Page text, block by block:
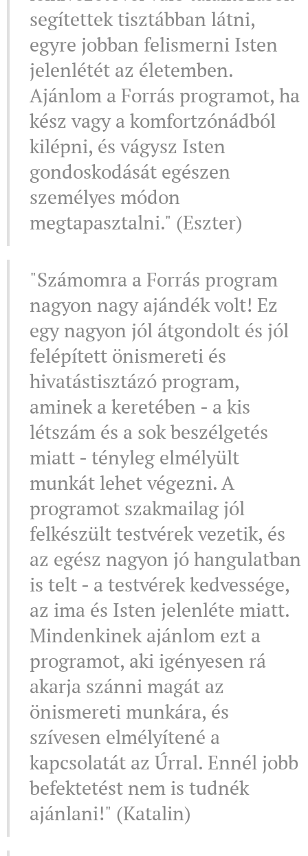
segítettek tisztábban látni,
egyre jobban felismerni Isten
jelenlétét az életemben.
Ajánlom a Forrás programot, ha
kész vagy a komfortzónádból
kilépni, és vágysz Isten
gondoskodását egészen
személyes módon
megtapasztalni." (Eszter)
"Számomra a Forrás program
nagyon nagy ajándék volt! Ez
egy nagyon jól átgondolt és jól
felépített önismereti és
hivatástisztázó program,
aminek a keretében - a kis
létszám és a sok beszélgetés
miatt - tényleg elmélyült
munkát lehet végezni. A
programot szakmailag jól
felkészült testvérek vezetik, és
az egész nagyon jó hangulatban
is telt - a testvérek kedvessége,
az ima és Isten jelenléte miatt.
Mindenkinek ajánlom ezt a
programot, aki igényesen rá
akarja szánni magát az
önismereti munkára, és
szívesen elmélyítené a
kapcsolatát az Úrral. Ennél jobb
befektetést nem is tudnék
ajánlani!" (Katalin)